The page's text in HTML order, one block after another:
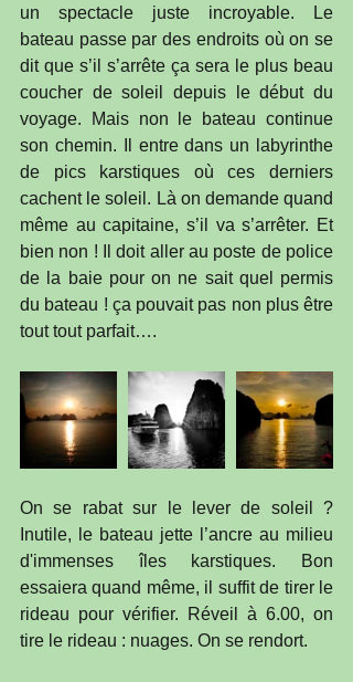
un spectacle juste incroyable. Le
bateau passe par des endroits où on se
dit que s’il s’arrête ça sera le plus beau
coucher de soleil depuis le début du
voyage. Mais non le bateau continue
son chemin. Il entre dans un labyrinthe
de pics karstiques où ces derniers
cachent le soleil. Là on demande quand
même au capitaine, s’il va s’arrêter. Et
bien non ! Il doit aller au poste de police
de la baie pour on ne sait quel permis
du bateau ! ça pouvait pas non plus être
tout tout parfait….
On se rabat sur le lever de soleil ?
Inutile, le bateau jette l’ancre au milieu
d'immenses îles karstiques. Bon
essaiera quand même, il suffit de tirer le
rideau pour vérifier. Réveil à 6.00, on
tire le rideau : nuages. On se rendort.